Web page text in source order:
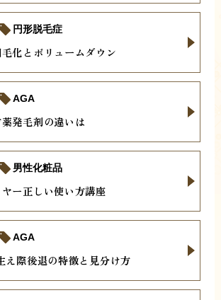
化とボリュームダウン
円形脱毛症
発毛剤の違いは
AGA
ー正しい使い方講座
男性化粧品
え際後退の特徴と見分け方
AGA